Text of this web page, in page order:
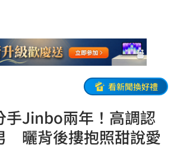
看新聞換好禮
手Jinbo兩年！高調認
曬背後摟抱照甜說愛